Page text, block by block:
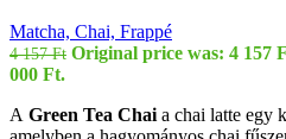
Matcha, Chai, Frappé
4 157Ft Original price was: 4 157
000 Ft.
A Green Tea Chai a chai latte egy